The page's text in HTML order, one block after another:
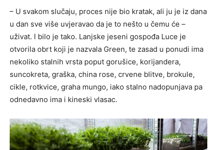
– U svakom slučaju, proces nije bio kratak, ali ju je iz dana
u dan sve više uvjeravao da je to nešto u čemu će –
uživat. I bilo je tako. Lanjske jeseni gospođa Luce je
otvorila obrt koji je nazvala Green, te zasad u ponudi ima
nekoliko stalnih vrsta poput gorušice, korijandera,
suncokreta, graška, china rose, crvene blitve, brokule,
cikle, rotkvice, graha mungo, iako stalno nadopunjava pa
odnedavno ima i kineski vlasac.